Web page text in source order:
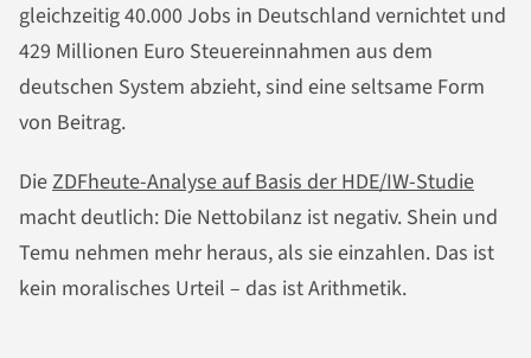
gleichzeitig 40.000 Jobs in Deutschland vernichtet und
429 Millionen Euro Steuereinnahmen aus dem
deutschen System abzieht, sind eine seltsame Form
von Beitrag.
DieZDFheute-Analyse auf Basis der HDE/IW-Studie
macht deutlich: Die Nettobilanz ist negativ. Shein und
Temu nehmen mehr heraus, als sie einzahlen. Das ist
kein moralisches Urteil – das ist Arithmetik.